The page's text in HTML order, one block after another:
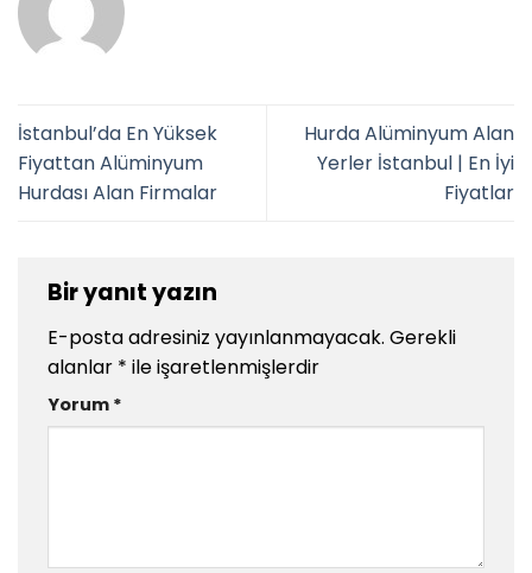
İstanbul’da En Yüksek
Fiyattan Alüminyum
Hurdası Alan Firmalar
Hurda Alüminyum Alan
Yerler İstanbul | En İyi
Fiyatlar
Bir yanıt yazın
E-posta adresiniz yayınlanmayacak. Gerekli
alanlar * ile işaretlenmişlerdir
Yorum *